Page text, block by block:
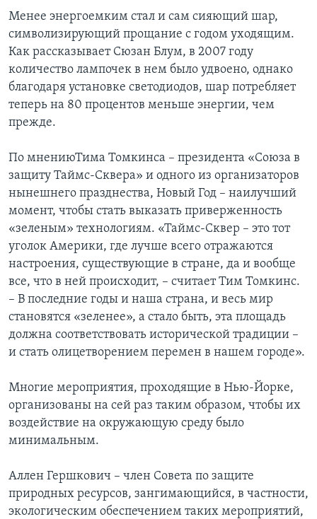
Менее энергоемким стал и сам сияющий шар,
символизирующий прощание с годом уходящим.
Как рассказывает Сюзан Блум, в 2007 году
количество лампочек в нем было удвоено, однако
благодаря установке светодиодов, шар потребляет
теперь на 80 процентов меньше энергии, чем
прежде.
По мнениюТима Томкинса – президента «Союза в
защиту Таймс-Сквера» и одного из организаторов
нынешнего празднества, Новый Год – наилучший
момент, чтобы стать выказать приверженность
«зеленым» технологиям. «Таймс-Сквер – это тот
уголок Америки, где лучше всего отражаются
настроения, существующие в стране, да и вообще
все, что в ней происходит, – считает Тим Томкинс.
– В последние годы и наша страна, и весь мир
становятся «зеленее», а стало быть, эта площадь
должна соответствовать исторической традиции –
и стать олицетворением перемен в нашем городе».
Многие мероприятия, проходящие в Нью-Йорке,
организованы на сей раз таким образом, чтобы их
воздействие на окружающую среду было
минимальным.
Аллен Гершкович – член Совета по защите
природных ресурсов, зангимающийся, в частности,
экологическим обеспечением таких мероприятий,